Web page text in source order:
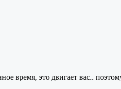
время, это двигает вас..